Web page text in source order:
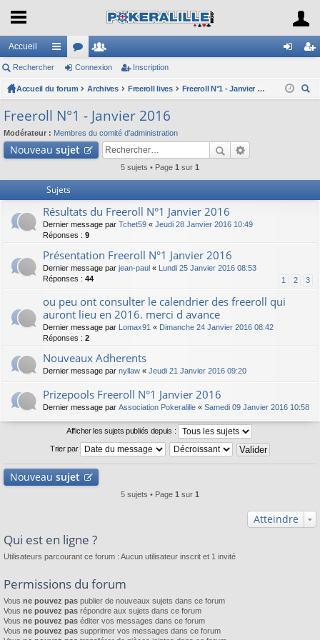
Accueil
ac
co
ur
ci
s
or
u
m
s
e
m
es
ne cri
Rechercher Connexion Inscription
Accueil du forum Archives Freeroll lives
Freeroll N°1 - Janvier 2016
Freeroll N°1 - Janvier 2016
Modérateur : Membres du comité d'administration
Nouveau sujet
5 sujets • Page 1 sur 1
Sujets
Résultats du Freeroll N°1 Janvier 2016
Dernier message par Tchet59 « Jeudi 28 Janvier 2016 10:49
Réponses : 9
Présentation Freeroll N°1 Janvier 2016
Dernier message par jean-paul «
Lundi 25 Janvier 2016 08:53
Réponses : 44 1 2 3
ou peu ont consulter le calendrier des freeroll qui
auront lieu en 2016. merci d avance
Dernier message par Lomax91 « Dimanche 24 Janvier 2016 08:42
Réponses : 2
Nouveaux Adherents
Dernier message par nyllaw « Jeudi 21 Janvier 2016 09:20
Prizepools Freeroll N°1 Janvier 2016
Dernier message par Association Pokeralille « Samedi 09 Janvier 2016 10:58
Afficher les sujets publiés depuis :
Trier par
Nouveau sujet
5 sujets • Page 1 sur 1
Atteindre
Qui est en ligne ?
Utilisateurs parcourant ce forum : Aucun utilisateur inscrit et 1 invité
Permissions du forum
Vous ne pouvez pas publier de nouveaux sujets dans ce forum
Vous ne pouvez pas répondre aux sujets dans ce forum
Vous ne pouvez pas éditer vos messages dans ce forum
Vous ne pouvez pas supprimer vos messages dans ce forum